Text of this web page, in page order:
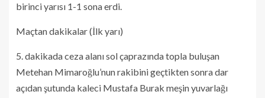
birinci yarısı 1-1 sona erdi.
Maçtan dakikalar (İlk yarı)
5. dakikada ceza alanı sol çaprazında topla buluşan
Metehan Mimaroğlu’nun rakibini geçtikten sonra dar
açıdan şutunda kaleci Mustafa Burak meşin yuvarlağı